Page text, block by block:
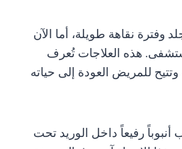
وفترة نقاهة طويلة، أما الآن
هذه العلاجات تُعرف
وتتيح للمريض العودة إلى حياته
رفيعاً داخل الوريد تحت